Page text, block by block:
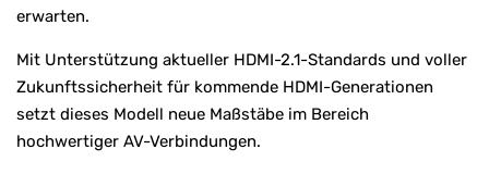
erwarten.
Mit Unterstützung aktueller HDMI-2.1-Standards und voller
Zukunftssicherheit für kommende HDMI-Generationen
setzt dieses Modell neue Maßstäbe im Bereich
hochwertiger AV-Verbindungen.